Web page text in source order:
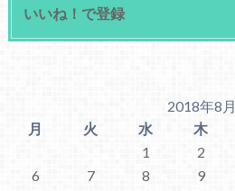
いいね！で登録
2018年8月
月
火 水 木
1
2
6
7 8 9